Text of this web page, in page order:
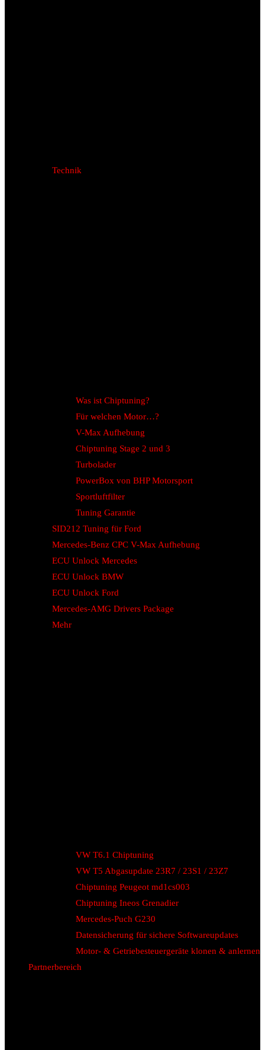
Technik
Was ist Chiptuning?
Für welchen Motor…?
V-Max Aufhebung
Chiptuning Stage 2 und 3
Turbolader
PowerBox von BHP Motorsport
Sportluftfilter
Tuning Garantie
SID212 Tuning für Ford
Mercedes-Benz CPC V-Max Aufhebung
ECU Unlock Mercedes
ECU Unlock BMW
ECU Unlock Ford
Mercedes-AMG Drivers Package
Mehr
VW T6.1 Chiptuning
VW T5 Abgasupdate 23R7 / 23S1 / 23Z7
Chiptuning Peugeot md1cs003
Chiptuning Ineos Grenadier
Mercedes-Puch G230
Datensicherung für sichere Softwareupdates
Motor- & Getriebesteuergeräte klonen & anlernen
Partnerbereich